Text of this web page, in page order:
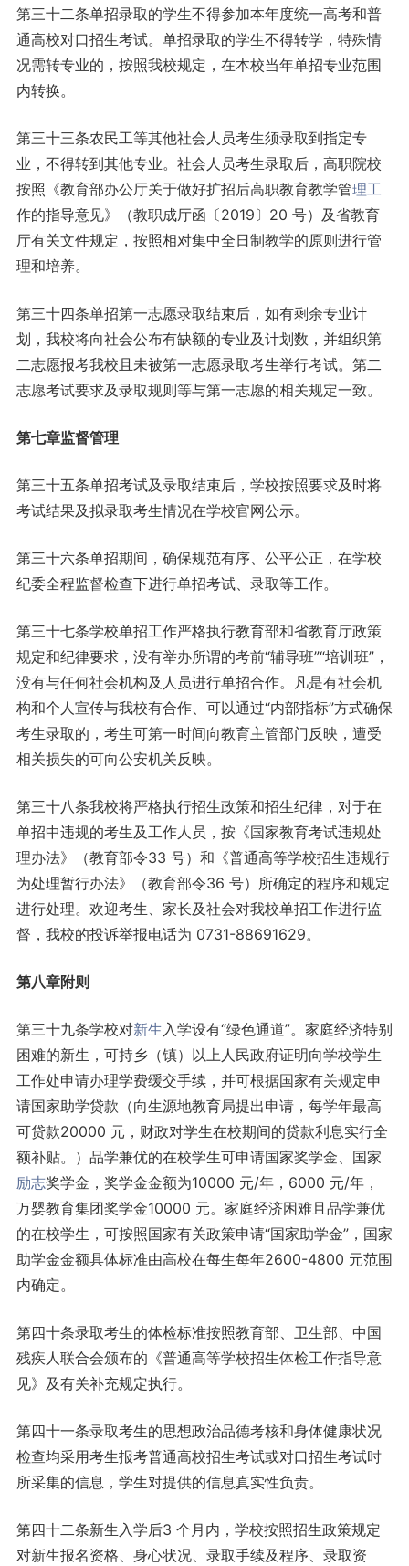
第三十二条单招录取的学生不得参加本年度统一高考和普
通高校对口招生考试。单招录取的学生不得转学，特殊情
况需转专业的，按照我校规定，在本校当年单招专业范围
内转换。
第三十三条农民工等其他社会人员考生须录取到指定专
业，不得转到其他专业。社会人员考生录取后，高职院校
按照《教育部办公厅关于做好扩招后高职教育教学管理工
作的指导意见》（教职成厅函〔2019〕20 号）及省教育
厅有关文件规定，按照相对集中全日制教学的原则进行管
理和培养。
第三十四条单招第一志愿录取结束后，如有剩余专业计
划，我校将向社会公布有缺额的专业及计划数，并组织第
二志愿报考我校且未被第一志愿录取考生举行考试。第二
志愿考试要求及录取规则等与第一志愿的相关规定一致。
第七章监督管理
第三十五条单招考试及录取结束后，学校按照要求及时将
考试结果及拟录取考生情况在学校官网公示。
第三十六条单招期间，确保规范有序、公平公正，在学校
纪委全程监督检查下进行单招考试、录取等工作。
第三十七条学校单招工作严格执行教育部和省教育厅政策
规定和纪律要求，没有举办所谓的考前“辅导班”“培训班”，
没有与任何社会机构及人员进行单招合作。凡是有社会机
构和个人宣传与我校有合作、可以通过“内部指标”方式确保
考生录取的，考生可第一时间向教育主管部门反映，遭受
相关损失的可向公安机关反映。
第三十八条我校将严格执行招生政策和招生纪律，对于在
单招中违规的考生及工作人员，按《国家教育考试违规处
理办法》（教育部令33 号）和《普通高等学校招生违规行
为处理暂行办法》（教育部令36 号）所确定的程序和规定
进行处理。欢迎考生、家长及社会对我校单招工作进行监
督，我校的投诉举报电话为 0731-88691629。
第八章附则
第三十九条学校对新生入学设有“绿色通道”。家庭经济特别
困难的新生，可持乡（镇）以上人民政府证明向学校学生
工作处申请办理学费缓交手续，并可根据国家有关规定申
请国家助学贷款（向生源地教育局提出申请，每学年最高
可贷款20000 元，财政对学生在校期间的贷款利息实行全
额补贴。）品学兼优的在校学生可申请国家奖学金、国家
励志奖学金，奖学金金额为10000 元/年，6000 元/年，
万婴教育集团奖学金10000 元。家庭经济困难且品学兼优
的在校学生，可按照国家有关政策申请“国家助学金”，国家
助学金金额具体标准由高校在每生每年2600-4800 元范围
内确定。
第四十条录取考生的体检标准按照教育部、卫生部、中国
残疾人联合会颁布的《普通高等学校招生体检工作指导意
见》及有关补充规定执行。
第四十一条录取考生的思想政治品德考核和身体健康状况
检查均采用考生报考普通高校招生考试或对口招生考试时
所采集的信息，学生对提供的信息真实性负责。
第四十二条新生入学后3 个月内，学校按照招生政策规定
对新生报名资格、身心状况、录取手续及程序、录取资